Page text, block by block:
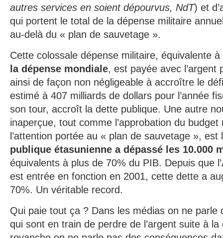
autres services en soient dépourvus, NdT) et
qui portent le total de la dépense militaire
au-delà du « plan de sauvetage ».
Cette colossale dépense militaire, équivalente à
la dépense mondiale, est payée avec l’argent
ainsi de façon non négligeable à accroître le
estimé à 407 milliards de dollars pour l’année
son tour, accroît la dette publique. Une autre
inaperçue, tout comme l’approbation du
l’attention portée au « plan de sauvetage »,
publique étasunienne a dépassé les 10.000
équivalents à plus de 70% du PIB. Depuis que
est entrée en fonction en 2001, cette dette a
70%. Un véritable record.
Qui paie tout ça ? Dans les médias on ne parle
qui sont en train de perdre de l’argent suite à